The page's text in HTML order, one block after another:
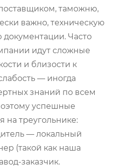
таможню,
важно, техническую
Часто
идут сложные
и близости к
— иногда
знаний по всем
успешные
на треугольнике:
— локальный
(такой как наша
заказчик.